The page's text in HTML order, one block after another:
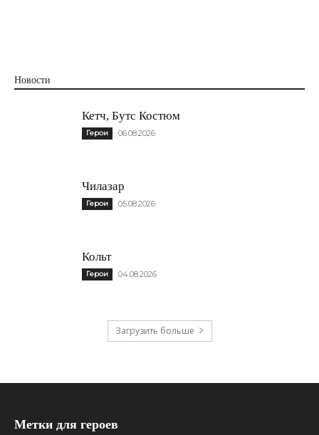
Новости
Кетч, Бутс Костюм
Герои 06.08.2026
Чилазар
Герои 05.08.2026
Кольт
Герои 04.08.2026
Загрузить больше
Метки для героев